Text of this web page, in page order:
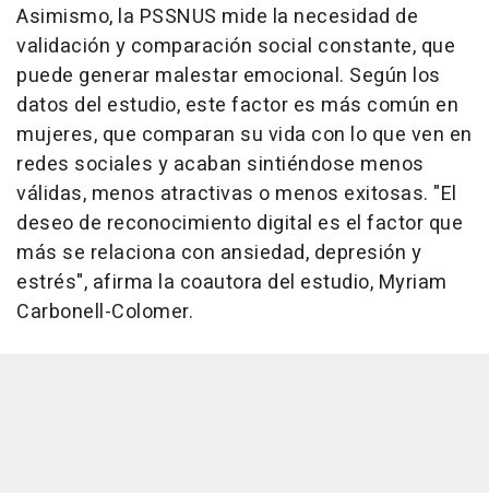
Asimismo, la PSSNUS mide la necesidad de
validación y comparación social constante, que
puede generar malestar emocional. Según los
datos del estudio, este factor es más común en
mujeres, que comparan su vida con lo que ven en
redes sociales y acaban sintiéndose menos
válidas, menos atractivas o menos exitosas. "El
deseo de reconocimiento digital es el factor que
más se relaciona con ansiedad, depresión y
estrés", afirma la coautora del estudio, Myriam
Carbonell-Colomer.